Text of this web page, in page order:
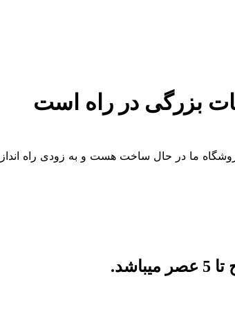
بزرگی در راه است
ما در حال ساخت هست و به زودی راه